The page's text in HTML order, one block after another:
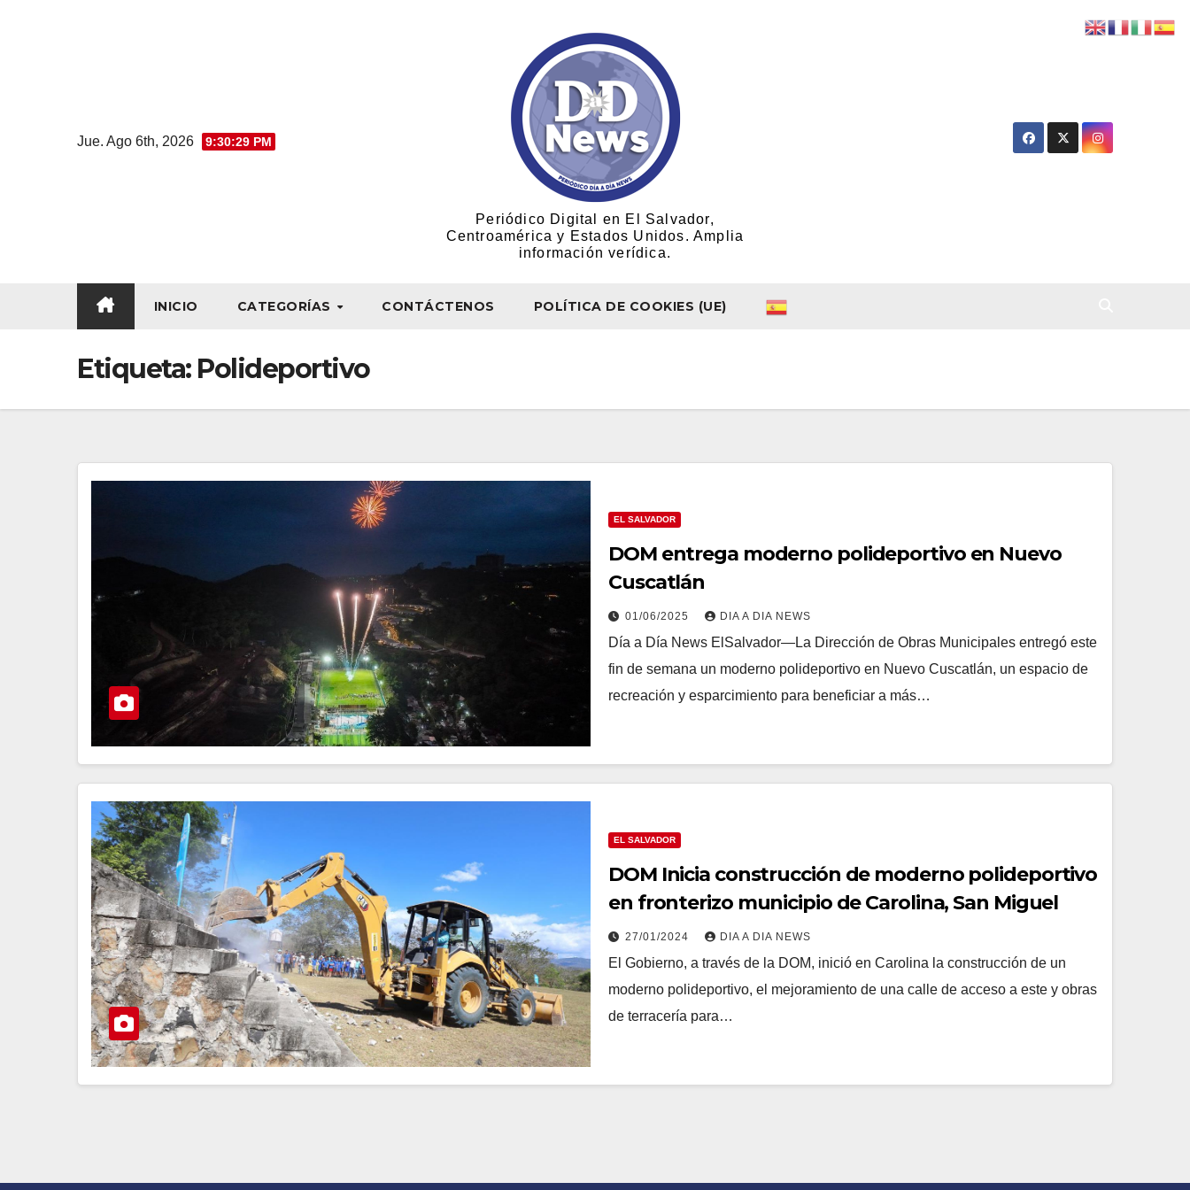
Jue. Ago 6th, 2026 9:30:29 PM
Periódico Digital en El Salvador,
Centroamérica y Estados Unidos. Amplia
información verídica.
INICIO CATEGORÍAS CONTÁCTENOS POLÍTICA DE COOKIES (UE)
Etiqueta: Polideportivo
EL SALVADOR
DOM entrega moderno polideportivo en Nuevo
Cuscatlán
01/06/2025 DIA A DIA NEWS
Día a Día News ElSalvador—La Dirección de Obras Municipales entregó este
fin de semana un moderno polideportivo en Nuevo Cuscatlán, un espacio de
recreación y esparcimiento para beneficiar a más…
EL SALVADOR
DOM Inicia construcción de moderno polideportivo
en fronterizo municipio de Carolina, San Miguel
27/01/2024 DIA A DIA NEWS
El Gobierno, a través de la DOM, inició en Carolina la construcción de un
moderno polideportivo, el mejoramiento de una calle de acceso a este y obras
de terracería para…